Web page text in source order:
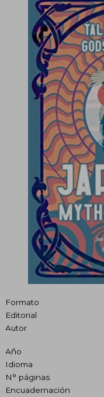
Formato
Editorial
Autor
Año
Idioma
N° páginas
Encuadernación